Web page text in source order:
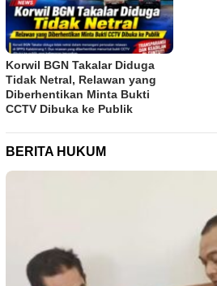
Korwil BGN Takalar Diduga
Tidak Netral, Relawan yang
Diberhentikan Minta Bukti
CCTV Dibuka ke Publik
BERITA HUKUM